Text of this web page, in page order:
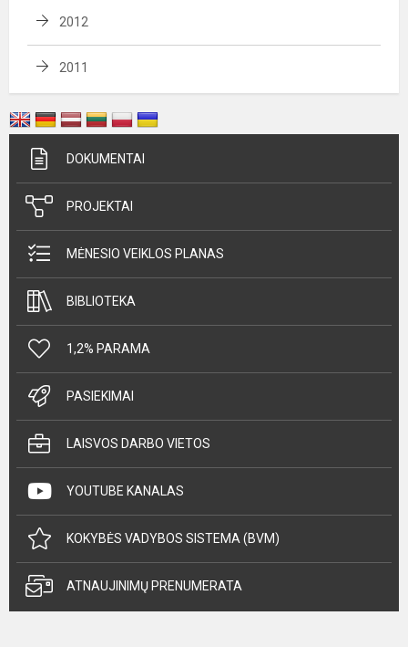
2012
2011
DOKUMENTAI
PROJEKTAI
MĖNESIO VEIKLOS PLANAS
BIBLIOTEKA
1,2% PARAMA
PASIEKIMAI
LAISVOS DARBO VIETOS
YOUTUBE KANALAS
KOKYBĖS VADYBOS SISTEMA (BVM)
ATNAUJINIMŲ PRENUMERATA